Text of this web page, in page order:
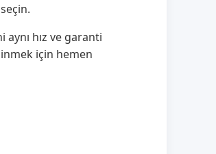
hız ve garanti
için hemen